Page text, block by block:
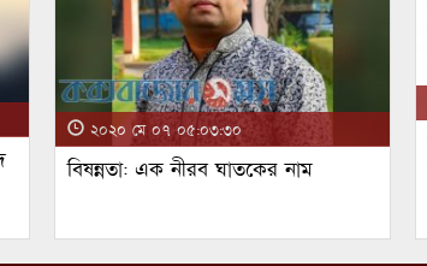
২০২০ মে ০৭ ০৫:০৩:৩০
বিষন্নতা: এক নীরব ঘাতকের নাম